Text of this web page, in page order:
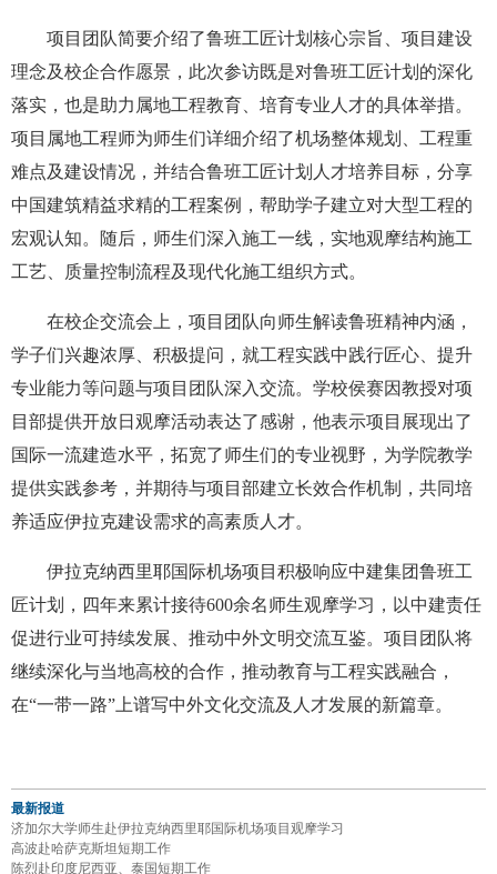
项目团队简要介绍了鲁班工匠计划核心宗旨、项目建设
理念及校企合作愿景，此次参访既是对鲁班工匠计划的深化
落实，也是助力属地工程教育、培育专业人才的具体举措。
项目属地工程师为师生们详细介绍了机场整体规划、工程重
难点及建设情况，并结合鲁班工匠计划人才培养目标，分享
中国建筑精益求精的工程案例，帮助学子建立对大型工程的
宏观认知。随后，师生们深入施工一线，实地观摩结构施工
工艺、质量控制流程及现代化施工组织方式。
在校企交流会上，项目团队向师生解读鲁班精神内涵，
学子们兴趣浓厚、积极提问，就工程实践中践行匠心、提升
专业能力等问题与项目团队深入交流。学校侯赛因教授对项
目部提供开放日观摩活动表达了感谢，他表示项目展现出了
国际一流建造水平，拓宽了师生们的专业视野，为学院教学
提供实践参考，并期待与项目部建立长效合作机制，共同培
养适应伊拉克建设需求的高素质人才。
伊拉克纳西里耶国际机场项目积极响应中建集团鲁班工
匠计划，四年来累计接待600余名师生观摩学习，以中建责任
促进行业可持续发展、推动中外文明交流互鉴。项目团队将
继续深化与当地高校的合作，推动教育与工程实践融合，
在“一带一路”上谱写中外文化交流及人才发展的新篇章。
最新报道
济加尔大学师生赴伊拉克纳西里耶国际机场项目观摩学习
高波赴哈萨克斯坦短期工作
陈烈赴印度尼西亚、泰国短期工作